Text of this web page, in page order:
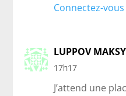
Connectez-
LUPPOV
17h17
J’attend une